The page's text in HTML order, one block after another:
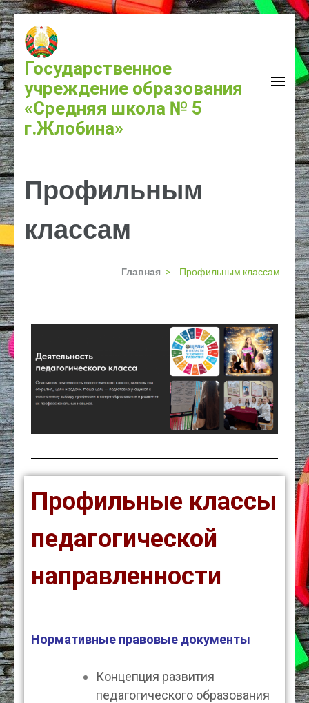
Государственное
учреждение образования
«Средняя школа № 5
г.Жлобина»
Профильным
классам
Главная > Профильным классам
Профильные классы
педагогической
направленности
Нормативные правовые документы
Концепция развития
педагогического образования